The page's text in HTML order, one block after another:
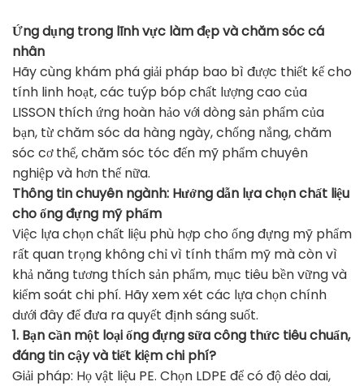
Ứng dụng trong lĩnh vực làm đẹp và chăm sóc cá
nhân
Hãy cùng khám phá giải pháp bao bì được thiết kế cho
tính linh hoạt, các tuýp bóp chất lượng cao của
LISSON thích ứng hoàn hảo với dòng sản phẩm của
bạn, từ chăm sóc da hàng ngày, chống nắng, chăm
sóc cơ thể, chăm sóc tóc đến mỹ phẩm chuyên
nghiệp và hơn thế nữa.
Thông tin chuyên ngành: Hướng dẫn lựa chọn chất liệu
cho ống đựng mỹ phẩm
Việc lựa chọn chất liệu phù hợp cho ống đựng mỹ phẩm
rất quan trọng không chỉ vì tính thẩm mỹ mà còn vì
khả năng tương thích sản phẩm, mục tiêu bền vững và
kiểm soát chi phí. Hãy xem xét các lựa chọn chính
dưới đây để đưa ra quyết định sáng suốt.
1. Bạn cần một loại ống đựng sữa công thức tiêu chuẩn,
đáng tin cậy và tiết kiệm chi phí?
Giải pháp: Họ vật liệu PE. Chọn LDPE để có độ dẻo dai,